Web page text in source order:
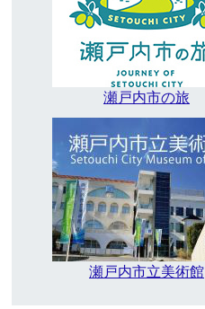
瀬戸内市の旅
瀬戸内市立美術館